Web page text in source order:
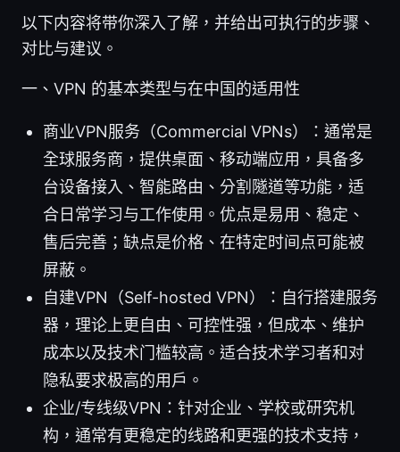
以下内容将带你深入了解，并给出可执行的步骤、
对比与建议。
一、VPN 的基本类型与在中国的适用性
商业VPN服务（Commercial VPNs）：通常是
全球服务商，提供桌面、移动端应用，具备多
台设备接入、智能路由、分割隧道等功能，适
合日常学习与工作使用。优点是易用、稳定、
售后完善；缺点是价格、在特定时间点可能被
屏蔽。
自建VPN（Self-hosted VPN）：自行搭建服务
器，理论上更自由、可控性强，但成本、维护
成本以及技术门槛较高。适合技术学习者和对
隐私要求极高的用户。
企业/专线级VPN：针对企业、学校或研究机
构，通常有更稳定的线路和更强的技术支持，